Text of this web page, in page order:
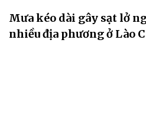
Mưa kéo dài gây sạt lở
nhiều địa phương ở Lào